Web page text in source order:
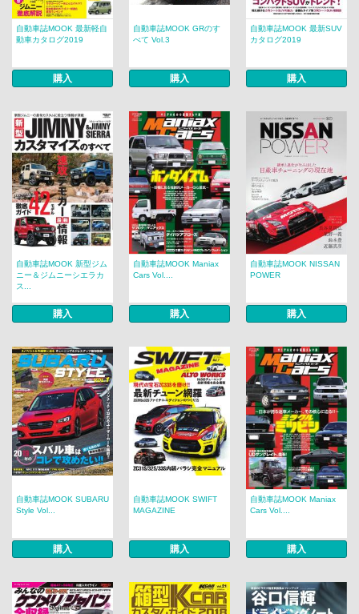
自動車誌MOOK 最新軽自
動車カタログ2019
購入
自動車誌MOOK GRのす
べて Vol.3
購入
自動車誌MOOK 最新SUV
カタログ2019
購入
自動車誌MOOK 新型ジム
ニー＆ジムニーシエラカ
ス...
購入
自動車誌MOOK Maniax
Cars Vol....
購入
自動車誌MOOK NISSAN
POWER
購入
自動車誌MOOK SUBARU
Style Vol...
購入
自動車誌MOOK SWIFT
MAGAZINE
購入
自動車誌MOOK Maniax
Cars Vol....
購入